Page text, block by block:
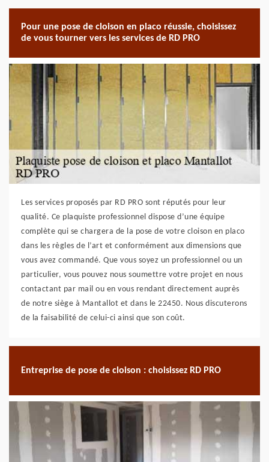
Pour une pose de cloison en placo réussie, choisissez
de vous tourner vers les services de RD PRO
Les services proposés par RD PRO sont réputés pour leur
qualité. Ce plaquiste professionnel dispose d’une équipe
complète qui se chargera de la pose de votre cloison en placo
dans les règles de l’art et conformément aux dimensions que
vous avez commandé. Que vous soyez un professionnel ou un
particulier, vous pouvez nous soumettre votre projet en nous
contactant par mail ou en vous rendant directement auprès
de notre siège à Mantallot et dans le 22450. Nous discuterons
de la faisabilité de celui-ci ainsi que son coût.
Entreprise de pose de cloison : choisissez RD PRO